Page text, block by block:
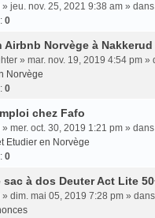
» jeu. nov. 25, 2021 9:38 am » dans
0
Airbnb Norvège à Nakkerud
» mar. nov. 19, 2019 4:54 pm »
Norvège
0
chez Fafo
» mer. oct. 30, 2019 1:21 pm » dans
Etudier en Norvège
0
sac à dos Deuter Act Lite
» dim. mai 05, 2019 7:28 pm » dans